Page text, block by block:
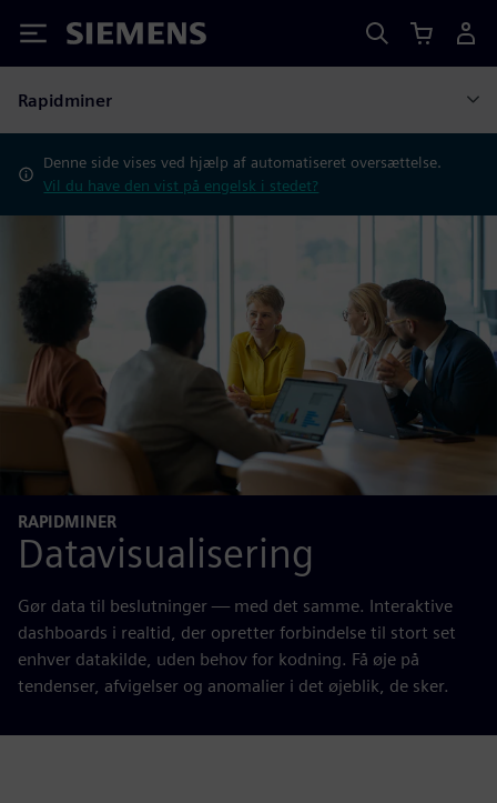
Siemens
Rapidminer
Denne side vises ved hjælp af automatiseret oversættelse.
Vil du have den vist på engelsk i stedet?
RAPIDMINER
Datavisualisering
Gør data til beslutninger — med det samme. Interaktive
dashboards i realtid, der opretter forbindelse til stort set
enhver datakilde, uden behov for kodning. Få øje på
tendenser, afvigelser og anomalier i det øjeblik, de sker.